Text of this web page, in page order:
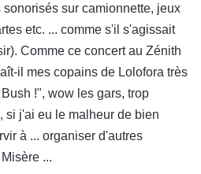
sur camionnette, jeux
etc. ... comme s'il s'agissait
Comme ce concert au Zénith
il mes copains de Lolofora très
!", wow les gars, trop
si j'ai eu le malheur de bien
à ... organiser d'autres
...